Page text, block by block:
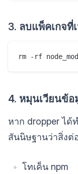
3. ลบแพ็คเกจที่
4. หมุนเวียนข้
หาก dropper ได้
สันนิษฐานว่าสิ่งต่
โทเค็น npm